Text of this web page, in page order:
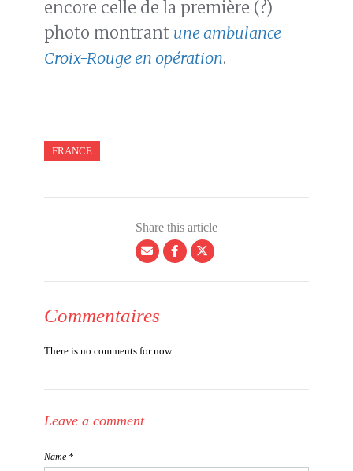
encore celle de la première (?)
photo montrant une ambulance
Croix-Rouge en opération.
FRANCE
Share this article
Commentaires
There is no comments for now.
Leave a comment
Name *